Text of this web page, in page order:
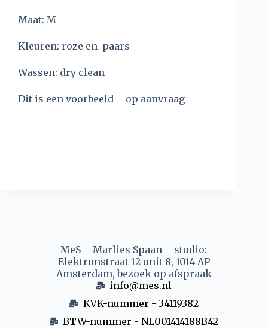
Maat: M
Kleuren: roze en paars
Wassen: dry clean
Dit is een voorbeeld – op aanvraag
MeS – Marlies Spaan – studio:
Elektronstraat 12 unit 8, 1014 AP
Amsterdam, bezoek op afspraak
info@mes.nl
KVK-nummer - 34119382
BTW-nummer - NL001414188B42